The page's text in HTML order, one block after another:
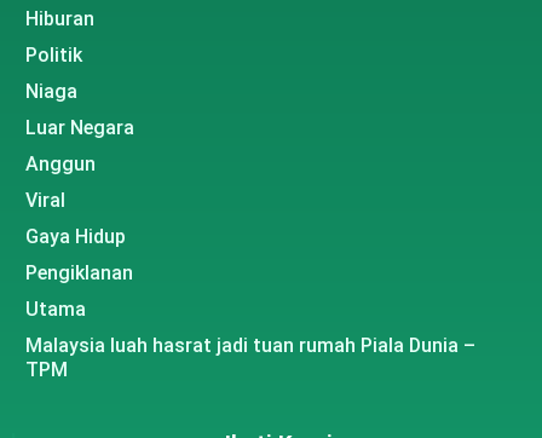
Hiburan
Politik
Niaga
Luar Negara
Anggun
Viral
Gaya Hidup
Pengiklanan
Utama
Malaysia luah hasrat jadi tuan rumah Piala Dunia –
TPM